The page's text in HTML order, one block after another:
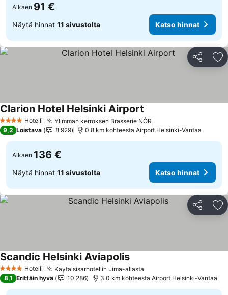
Alkaen 91 €
Näytä hinnat 11 sivustolta Katso hinnat
Jaa
4 Tähtiluokitus
Hotelli Ylimmän kerroksen Brasserie NÒR
Clarion Hotel Helsinki Airport
9,2 Loistava 8 929 0.8 km kohteesta Airport Helsinki-Vantaa
Alkaen 136 €
Näytä hinnat 11 sivustolta Katso hinnat
Jaa
4 Tähtiluokitus
Hotelli Käytä sisarhotellin uima-allasta
Scandic Helsinki Aviapolis
8,1 Erittäin hyvä 10 286 3.0 km kohteesta Airport Helsinki-Vantaa